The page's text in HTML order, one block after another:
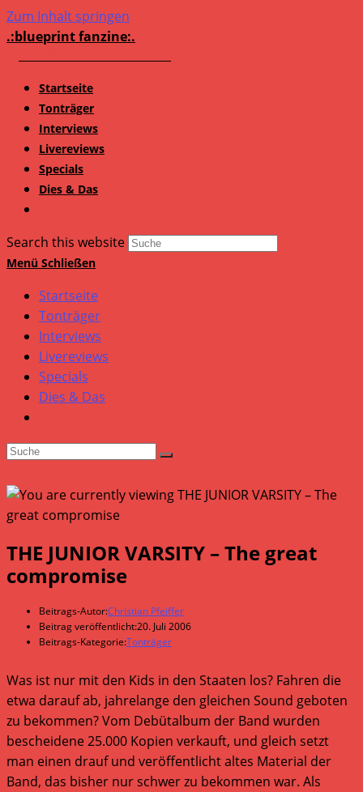
Zum Inhalt springen
.:blueprint fanzine:.
Startseite
Tonträger
Interviews
Livereviews
Specials
Dies & Das
Search this website
Menü Schließen
Startseite
Tonträger
Interviews
Livereviews
Specials
Dies & Das
THE JUNIOR VARSITY – The great
compromise
Beitrags-Autor:Christian Pfeiffer
Beitrag veröffentlicht:20. Juli 2006
Beitrags-Kategorie:Tonträger
Was ist nur mit den Kids in den Staaten los? Fahren die
etwa darauf ab, jahrelange den gleichen Sound geboten
zu bekommen? Vom Debütalbum der Band wurden
bescheidene 25.000 Kopien verkauft, und gleich setzt
man einen drauf und veröffentlicht altes Material der
Band, das bisher nur schwer zu bekommen war. Als